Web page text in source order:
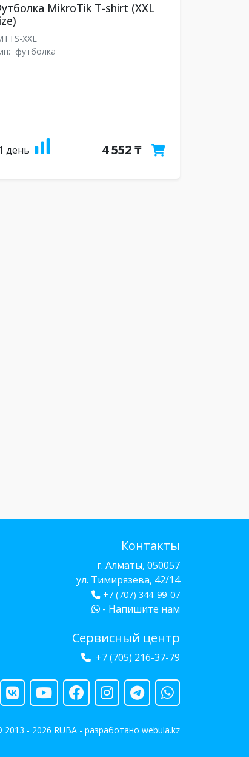
MikroTik T-shirt (XXL
XXL
футболка
1 день 4 552 ₸
Контакты
г. Алматы, 050057
ул. Тимирязева, 42/14
+7 (707) 344-99-07
- Напишите нам
Сервисный центр
+7 (705) 216-37-79
- 2026 RUBA - разработано webula.kz